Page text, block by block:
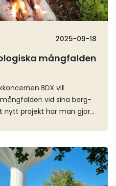
2025-09-18
mångfalden
BDX vill
vid sina berg-
nytt projekt har man gjort
växt- och djurarter
miljön som uppstår i en
slänter, rasbranter och
tar mark i